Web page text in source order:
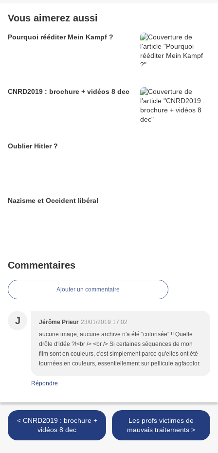
Vous aimerez aussi
Pourquoi rééditer Mein Kampf ?
CNRD2019 : brochure + vidéos 8 dec
Oublier Hitler ?
Nazisme et Occident libéral
Commentaires
Ajouter un commentaire
J Jérôme Prieur 23/01/2019 17:02
aucune image, aucune archive n'a été "colorisée" !! Quelle
drôle d'idée ?!<br /> <br /> Si certaines séquences de mon
film sont en couleurs, c'est simplement parce qu'elles ont été
tournées en couleurs, essentiellement sur pellicule agfacolor.
Répondre
< CNRD2019 : brochure +
vidéos 8 dec
Les profs victimes de
mauvais traitements >